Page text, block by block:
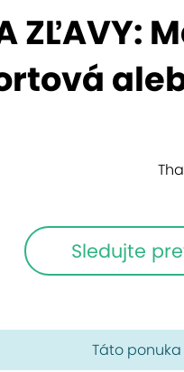
ZĽAVY:
Sledujte
Táto